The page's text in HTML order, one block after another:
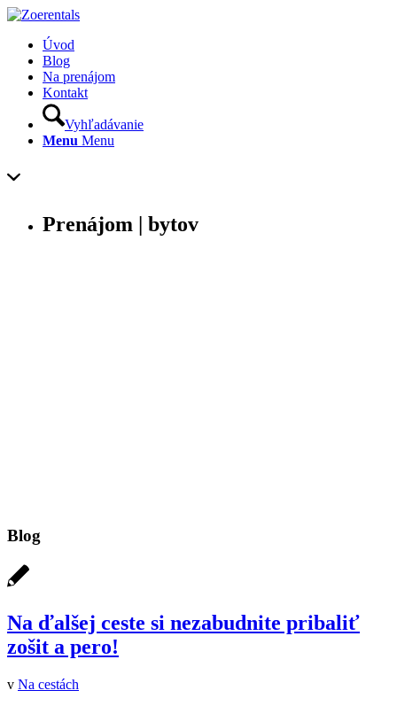
Úvod
Blog
Na prenájom
Kontakt
Vyhľadávanie
Menu Menu
Prenájom | bytov
Blog
Na ďalšej ceste si nezabudnite pribaliť
zošit a pero!
v Na cestách